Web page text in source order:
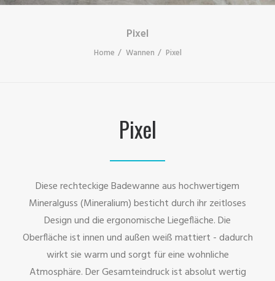
Pixel
Home Wannen Pixel
Pixel
Diese rechteckige Badewanne aus hochwertigem
Mineralguss (Mineralium) besticht durch ihr zeitloses
Design und die ergonomische Liegefläche. Die
Oberfläche ist innen und außen weiß mattiert - dadurch
wirkt sie warm und sorgt für eine wohnliche
Atmosphäre. Der Gesamteindruck ist absolut wertig